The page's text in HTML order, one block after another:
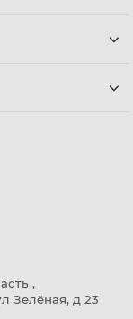
,
Зелёная, д 23